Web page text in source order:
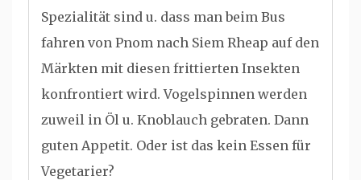
Spezialität sind u. dass man beim Bus
fahren von Pnom nach Siem Rheap auf den
Märkten mit diesen frittierten Insekten
konfrontiert wird. Vogelspinnen werden
zuweil in Öl u. Knoblauch gebraten. Dann
guten Appetit. Oder ist das kein Essen für
Vegetarier?